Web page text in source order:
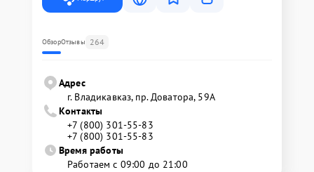
ОбзорОтзывы 264
Адрес
г. Владикавказ, пр. Доватора, 59А
Контакты
+7 (800) 301-55-83
+7 (800) 301-55-83
Время работы
Работаем с 09:00 до 21:00